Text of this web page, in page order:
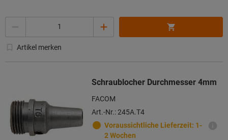
Artikel merken
Schraublocher Durchmesser 4mm
FACOM
Art.-Nr.: 245A.T4
Voraussichtliche Lieferzeit: 1-
2 Wochen